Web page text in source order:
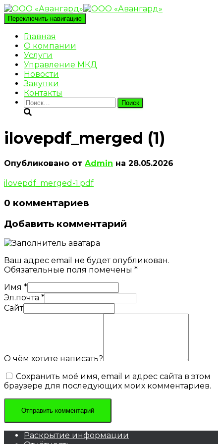
Переключить навигацию
Главная
О компании
Услуги
Управление МКД
Новости
Закупки
Контакты
Найти:
ilovepdf_merged (1)
Опубликовано от Admin на 28.05.2026
ilovepdf_merged-1.pdf
0 комментариев
Добавить комментарий
Ваш адрес email не будет опубликован.
Обязательные поля помечены *
Имя *
Эл.почта *
Сайт
О чём хотите написать?
Сохранить моё имя, email и адрес сайта в этом
браузере для последующих моих комментариев.
Раскрытие информации